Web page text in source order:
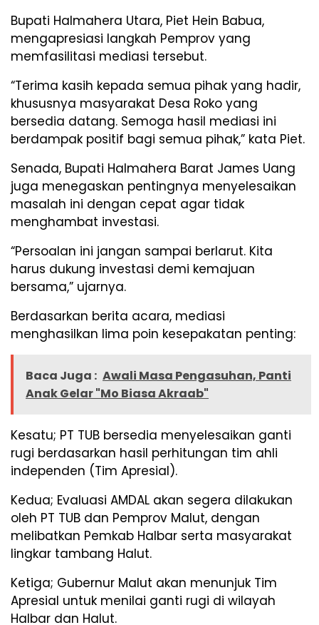
Bupati Halmahera Utara, Piet Hein Babua,
mengapresiasi langkah Pemprov yang
memfasilitasi mediasi tersebut.
“Terima kasih kepada semua pihak yang hadir,
khususnya masyarakat Desa Roko yang
bersedia datang. Semoga hasil mediasi ini
berdampak positif bagi semua pihak,” kata Piet.
Senada, Bupati Halmahera Barat James Uang
juga menegaskan pentingnya menyelesaikan
masalah ini dengan cepat agar tidak
menghambat investasi.
“Persoalan ini jangan sampai berlarut. Kita
harus dukung investasi demi kemajuan
bersama,” ujarnya.
Berdasarkan berita acara, mediasi
menghasilkan lima poin kesepakatan penting:
Baca Juga : Awali Masa Pengasuhan, Panti
Anak Gelar "Mo Biasa Akraab"
Kesatu; PT TUB bersedia menyelesaikan ganti
rugi berdasarkan hasil perhitungan tim ahli
independen (Tim Apresial).
Kedua; Evaluasi AMDAL akan segera dilakukan
oleh PT TUB dan Pemprov Malut, dengan
melibatkan Pemkab Halbar serta masyarakat
lingkar tambang Halut.
Ketiga; Gubernur Malut akan menunjuk Tim
Apresial untuk menilai ganti rugi di wilayah
Halbar dan Halut.